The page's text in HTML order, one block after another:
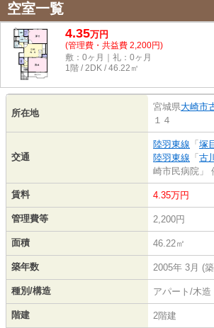
空室一覧
4.35万円
(管理費・共益費 2,200円)
敷：0ヶ月｜礼：0ヶ月
1階 / 2DK / 46.22㎡
所在地
宮城県大崎市
１４
交通
陸羽東線 「 塚
陸羽東線 「 古川
崎市民病院」
賃料 4.35万円
管理費等 2,200円
面積 46.22㎡
築年数 2005年 3月 (
種別/構造 アパート/木造
階建 2階建